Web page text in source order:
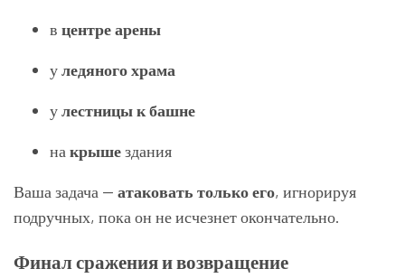
в центре арены
уледяного храма
улестницы к башне
накрышездания
Ваша задача — атаковать только его, игнорируя
подручных, пока он не исчезнет окончательно.
Финал сражения и возвращение